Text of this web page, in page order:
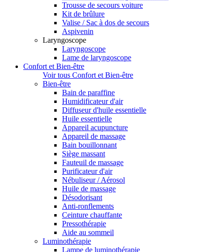
Trousse de secours voiture
Kit de brûlure
Valise / Sac à dos de secours
Aspivenin
Laryngoscope
Laryngoscope
Lame de laryngoscope
Confort et Bien-être
Voir tous Confort et Bien-être
Bien-être
Bain de paraffine
Humidificateur d'air
Diffuseur d'huile essentielle
Huile essentielle
Appareil acupuncture
Appareil de massage
Bain bouillonnant
Siège massant
Fauteuil de massage
Purificateur d'air
Nébuliseur / Aérosol
Huile de massage
Désodorisant
Anti-ronflements
Ceinture chauffante
Pressothérapie
Aide au sommeil
Luminothérapie
Lampe de luminothérapie